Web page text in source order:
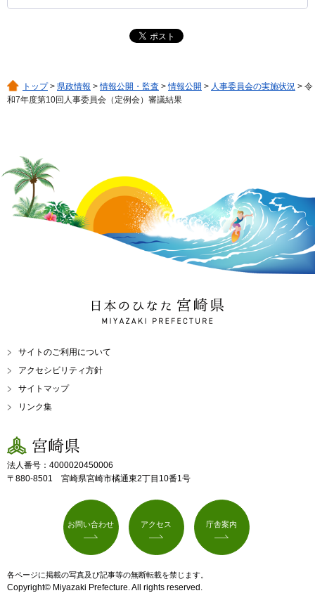
トップ> 県政情報 >情報公開・監査 >情報公開 > 人事委員会の実施状況 > 令
和7年度第10回人事委員会（定例会）審議結果
日本のひなた 宮崎県
MIYAZAKI PREFECTURE
サイトのご利用について
アクセシビリティ方針
サイトマップ
リンク集
宮崎県
法人番号：4000020450006
〒880-8501 宮崎県宮崎市橘通東2丁目10番1号
お問い合わせ アクセス 庁舎案内
各ページに掲載の写真及び記事等の無断転載を禁じます。
Copyright© Miyazaki Prefecture. All rights reserved.